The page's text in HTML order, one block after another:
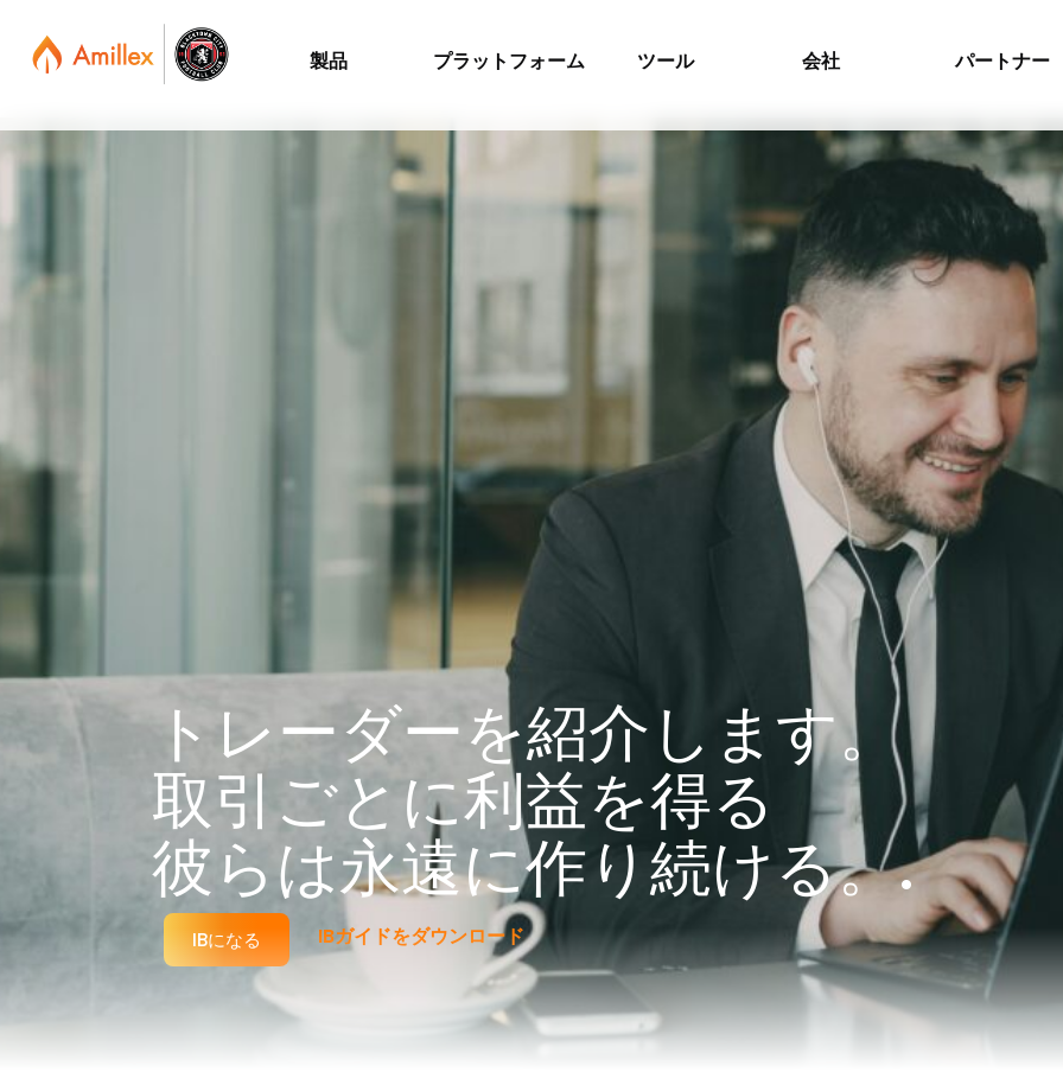
製品 プラットフォーム ツール 会社 パートナー
トレーダーを紹介します。
取引ごとに利益を得る
彼らは永遠に作り続ける。.
IBになる IBガイドをダウンロード